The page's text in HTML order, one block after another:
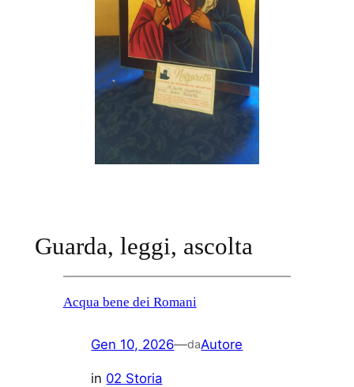
Guarda, leggi, ascolta
Acqua bene dei Romani
Gen 10, 2026—daAutore
in 02 Storia